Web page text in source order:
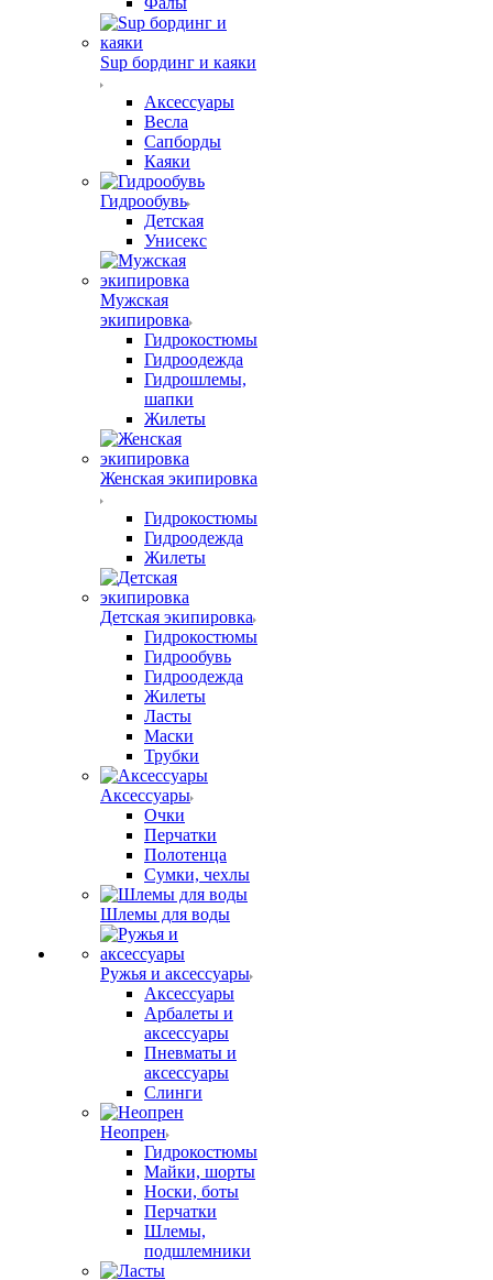
Sup бординг и каяки
Аксессуары
Весла
Сапборды
Каяки
Гидрообувь
Детская
Унисекс
Мужская
экипировка
Гидрокостюмы
Гидроодежда
Гидрошлемы,
шапки
Жилеты
Женская экипировка
Гидрокостюмы
Гидроодежда
Жилеты
Детская экипировка
Гидрокостюмы
Гидрообувь
Гидроодежда
Жилеты
Ласты
Маски
Трубки
Аксессуары
Очки
Перчатки
Полотенца
Сумки, чехлы
Шлемы для воды
Ружья и аксессуары
Аксессуары
Арбалеты и
аксессуары
Пневматы и
аксессуары
Слинги
Неопрен
Гидрокостюмы
Майки, шорты
Носки, боты
Перчатки
Шлемы,
подшлемники